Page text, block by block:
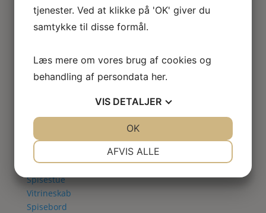
El tilbehør
Miniature rum
Badeværelse
Bibliotek / kontor / arbejdsværelse
Børneværelse
Soveværelse
Seng
Klædeskab
Spisestue
Vitrineskab
Spisebord
tjenester. Ved at klikke på 'OK' giver du
samtykke til disse formål.
Læs mere om vores brug af cookies og
behandling af persondata her.
VIS DETALJER
AFVIS ALLE
OK